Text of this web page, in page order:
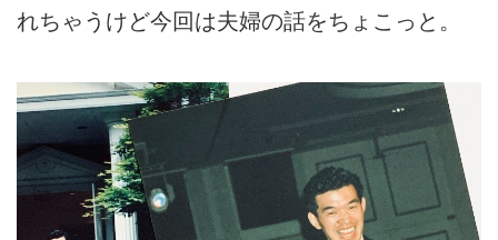
れちゃうけど今回は夫婦の話をちょこっと。